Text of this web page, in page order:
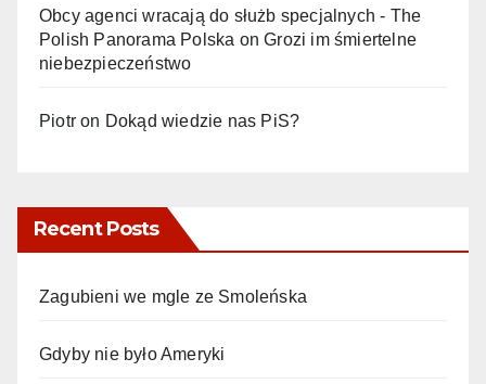
Obcy agenci wracają do służb specjalnych - The
Polish Panorama Polska onGrozi im śmiertelne
niebezpieczeństwo
Piotr on Dokąd wiedzie nas PiS?
Recent Posts
Zagubieni we mgle ze Smoleńska
Gdyby nie było Ameryki